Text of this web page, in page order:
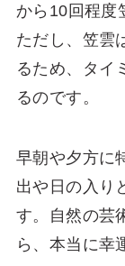
から10回程度
ただし、笠雲
るため、タイ
るのです。
早朝や夕方に
出や日の入り
す。自然の芸
ら、本当に幸